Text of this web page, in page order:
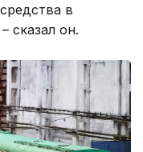
в
сказал он.